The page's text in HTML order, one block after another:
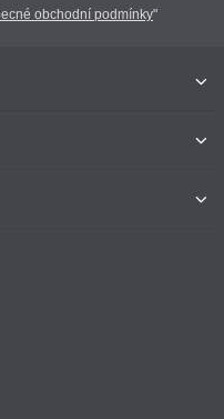
obchodní podmínky"